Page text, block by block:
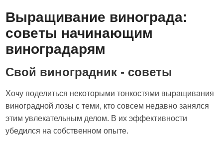
Выращивание винограда:
советы начинающим
виноградарям
Свой виноградник - советы
Хочу поделиться некоторыми тонкостями выращивания
виноградной лозы с теми, кто совсем недавно занялся
этим увлекательным делом. В их эффективности
убедился на собственном опыте.